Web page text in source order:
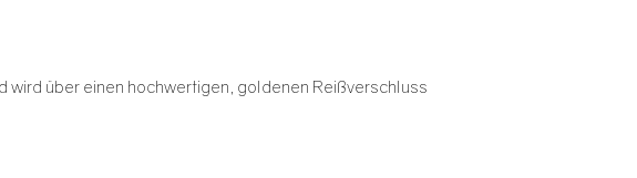
wird über einen hochwertigen, goldenen Reißverschluss